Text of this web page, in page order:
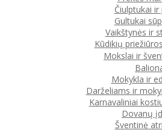
Čiulptukai ir
Gultukai
Vaikštynės ir
Kūdikių
Mokslai ir
Mokykla ir
Darželiams ir
Karnavaliniai
Dovanų
Šventinė